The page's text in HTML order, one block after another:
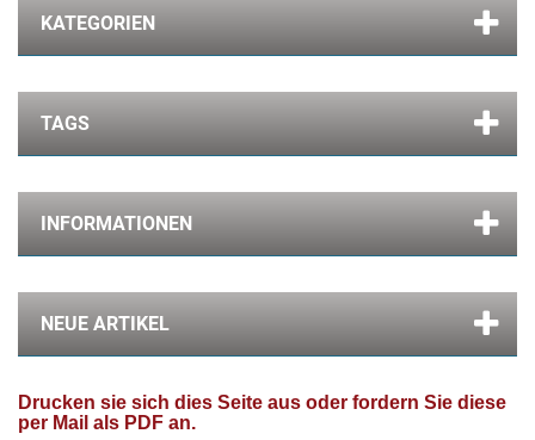
KATEGORIEN
TAGS
INFORMATIONEN
NEUE ARTIKEL
Drucken sie sich dies Seite aus oder fordern Sie diese
per Mail als PDF an.